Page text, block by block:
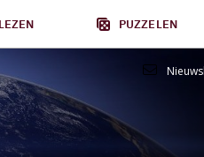
PUZZELEN